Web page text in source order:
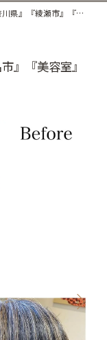
』『綾瀬市』『海老名市』『美容室』
』『美容室』